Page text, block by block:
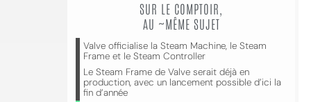
SUR LE COMPTOIR,
AU ~MÊME SUJET
Valve officialise la Steam Machine, le Steam
Frame et le Steam Controller
Le Steam Frame de Valve serait déjà en
production, avec un lancement possible d’ici la
fin d’année